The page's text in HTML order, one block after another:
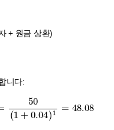
+ 원금 상환)
니다:
50(1+0.04) 1=48.08